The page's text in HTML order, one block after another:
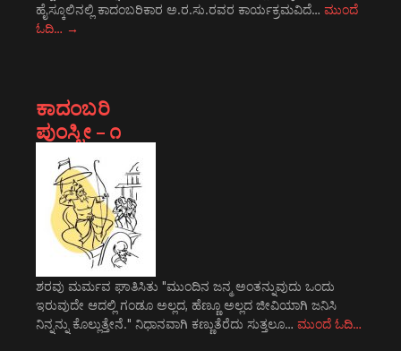
ಹೈಸ್ಕೂಲಿನಲ್ಲಿ ಕಾದಂಬರಿಕಾರ ಅ.ರ.ಸು.ರವರ ಕಾರ್ಯಕ್ರಮವಿದೆ… ಮುಂದೆ
ಓದಿ… →
ಕಾದಂಬರಿ
ಪುಂಸ್ತ್ರೀ – ೧
ಶರವು ಮರ್ಮವ ಘಾತಿಸಿತು "ಮುಂದಿನ ಜನ್ಮ ಅಂತನ್ನುವುದು ಒಂದು
ಇರುವುದೇ ಆದಲ್ಲಿ ಗಂಡೂ ಅಲ್ಲದ, ಹೆಣ್ಣೂ ಅಲ್ಲದ ಜೀವಿಯಾಗಿ ಜನಿಸಿ
ನಿನ್ನನ್ನು ಕೊಲ್ಲುತ್ತೇನೆ." ನಿಧಾನವಾಗಿ ಕಣ್ಣುತೆರೆದು ಸುತ್ತಲೂ… ಮುಂದೆ ಓದಿ…